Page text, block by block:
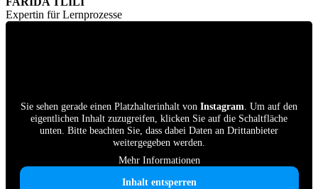
Expertin für Lernprozesse
Sie sehen gerade einen Platzhalterinhalt von Instagram. Um auf den
eigentlichen Inhalt zuzugreifen, klicken Sie auf die Schaltfläche
unten. Bitte beachten Sie, dass dabei Daten an Drittanbieter
weitergegeben werden.
Mehr Informationen
Inhalt entsperren